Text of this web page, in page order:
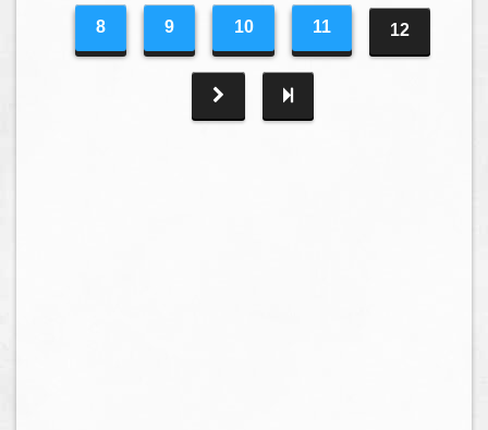
8 9 10 11 12